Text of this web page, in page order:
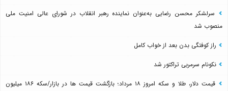
سرلشکر محسن رضایی به‌عنوان نماینده رهبر انقلاب در شورای عالی امنیت ملی
منصوب شد
راز کوفتگی بدن بعد از خواب کامل
نکونام سرمربی تراکتور شد
قیمت دلار، طلا و سکه امروز ۱۸ مرداد؛ بازگشت قیمت ها در بازار/سکه ۱۸۶ میلیون